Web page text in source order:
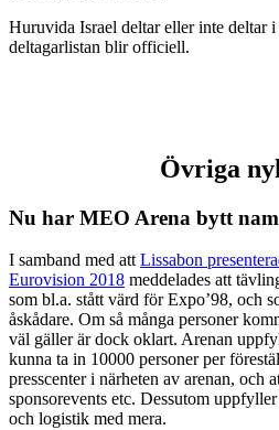
Huruvida Israel deltar eller inte deltar i
deltagarlistan blir officiell.
Övriga
Nu har MEO Arena bytt
I samband med att Lissabon
Eurovision 2018 meddelades att
som bl.a. stått värd för Expo’98, och
åskådare. Om så många personer
väl gäller är dock oklart. Arenan
kunna ta in 10000 personer per
presscenter i närheten av arenan, och
sponsorevents etc. Dessutom
och logistik med mera.